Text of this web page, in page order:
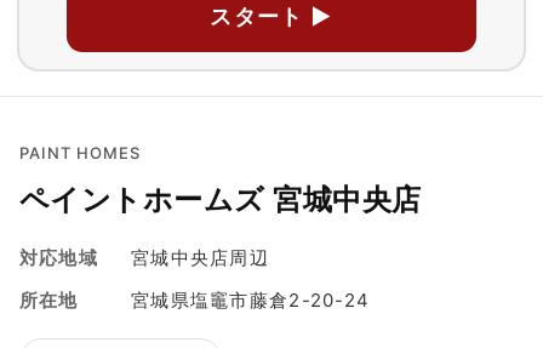
スタート ▶
PAINT HOMES
ペイントホームズ 宮城中央店
対応地域
宮城中央店周辺
所在地
宮城県塩竈市藤倉2-20-24